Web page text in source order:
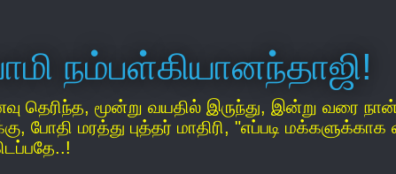
நம்பள்கியானந்தாஜி!
தெரிந்த, மூன்று வயதில் இருந்து, இன்று
மரத்து புத்தர் மாதிரி, "எப்படி மக்களுக்காக